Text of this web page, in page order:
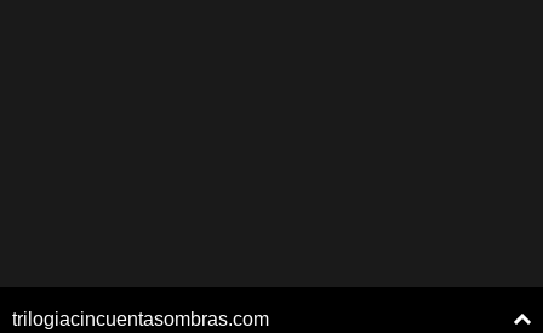
trilogiacincuentasombras.com